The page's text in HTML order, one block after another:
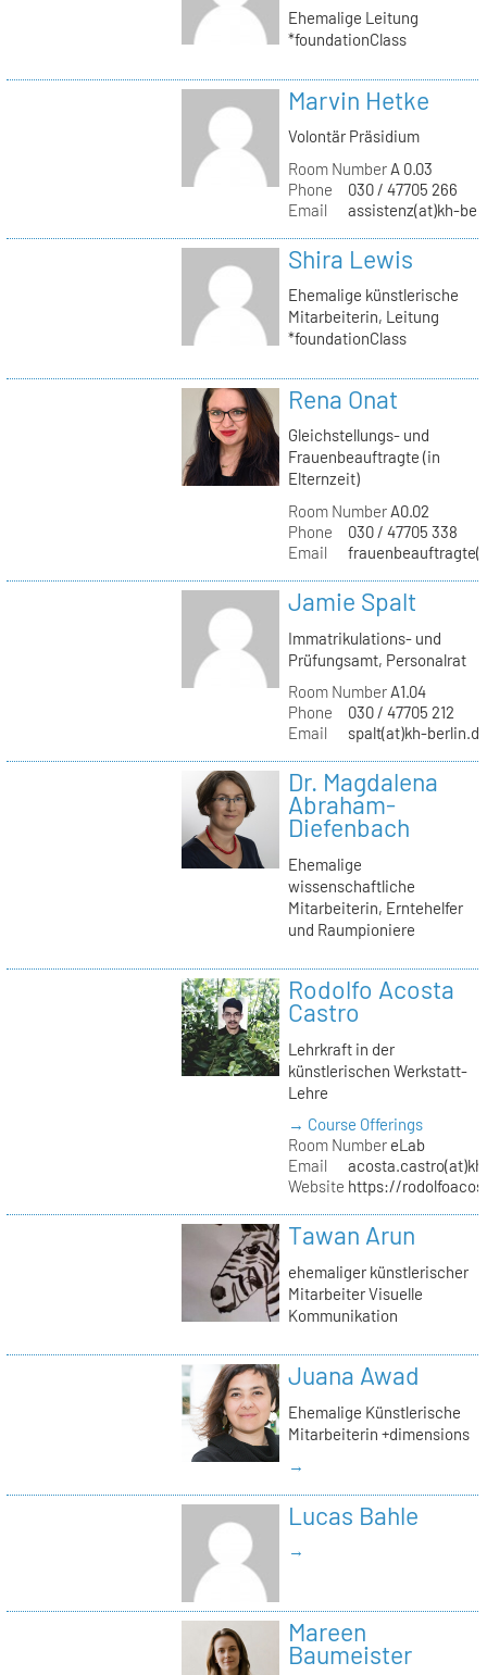
Ehemalige Leitung
*foundationClass
Marvin Hetke
Volontär Präsidium
Room NumberA 0.03
Phone
030 / 47705 266
Email
assistenz(at)kh-
Shira Lewis
Ehemalige künstlerische
Mitarbeiterin, Leitung
*foundationClass
Rena Onat
Gleichstellungs- und
Frauenbeauftragte (in
Elternzeit)
Room NumberA0.02
Phone
030 / 47705 338
Email
Jamie Spalt
Immatrikulations- und
Prüfungsamt, Personalrat
Room NumberA1.04
Phone
030 / 47705 212
Email
spalt(at)kh-
Dr. Magdalena
Abraham-
Diefenbach
Ehemalige
wissenschaftliche
Mitarbeiterin, Erntehelfer
und Raumpioniere
Rodolfo Acosta
Castro
Lehrkraft in der
künstlerischen Werkstatt-
Lehre
→ Course Offerings
Room NumbereLab
Email
Website https://
Tawan Arun
ehemaliger künstlerischer
Mitarbeiter Visuelle
Kommunikation
Juana Awad
Ehemalige Künstlerische
Mitarbeiterin +dimensions
→
Lucas Bahle
→
Mareen
Baumeister